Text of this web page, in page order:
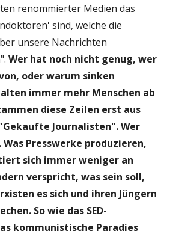
renommierter Medien das
sind, welche die
unsere Nachrichten
Wer hat noch nicht genug, wer
oder warum sinken
immer mehr Menschen ab
diese Zeilen erst aus
Journalisten". Wer
Presswerke produzieren,
sich immer weniger an
verspricht, was sein soll,
es sich und ihren Jüngern
So wie das SED-
kommunistische Paradies